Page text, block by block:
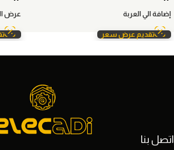
إضافة الي العربة
تقديم عرض سعر
عرض
اتصل بنا